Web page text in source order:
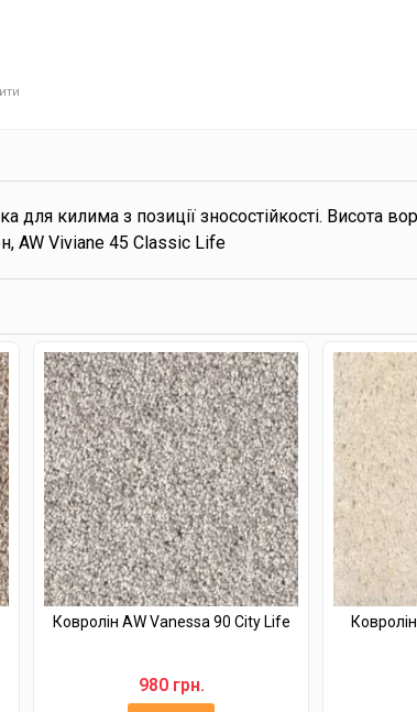
для килима з позиції зносостійкості. Висота
AW Viviane 45 Classic Life
Ковролін AW Vanessa 90 City Life
980 грн.